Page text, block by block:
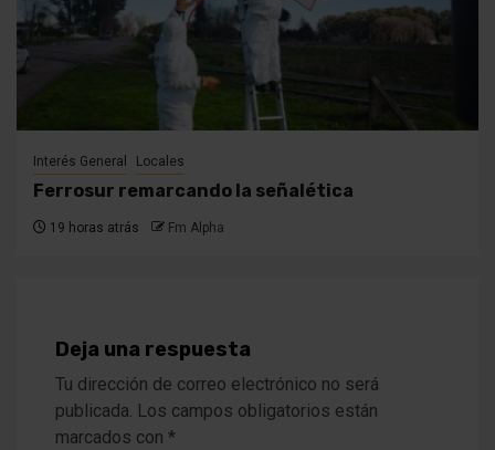
Interés General Locales
Ferrosur remarcando la señalética
19 horas atrás Fm Alpha
Deja una respuesta
Tu dirección de correo electrónico no será
publicada. Los campos obligatorios están
marcados con *